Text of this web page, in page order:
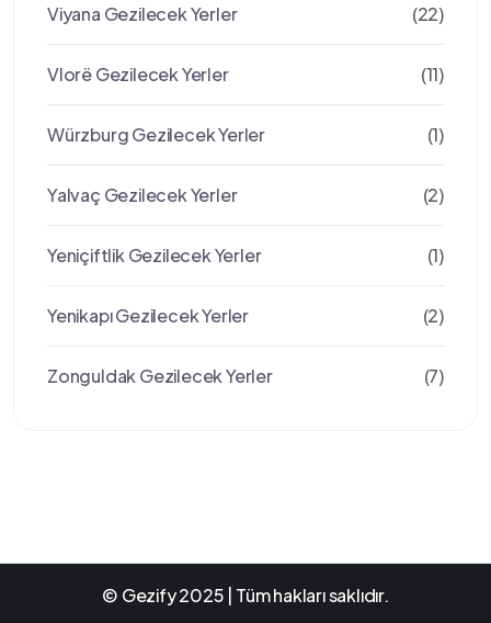
Viyana Gezilecek Yerler (22)
Vlorë Gezilecek Yerler (11)
Würzburg Gezilecek Yerler (1)
Yalvaç Gezilecek Yerler (2)
Yeniçiftlik Gezilecek Yerler (1)
Yenikapı Gezilecek Yerler (2)
Zonguldak Gezilecek Yerler (7)
© Gezify 2025 | Tüm hakları saklıdır.